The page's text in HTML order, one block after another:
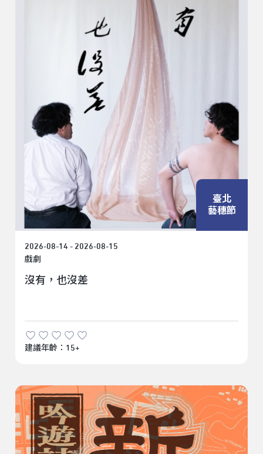
臺北
藝穗節
2026-08-14 - 2026-08-15
戲劇
沒有，也沒差
建議年齡：15+